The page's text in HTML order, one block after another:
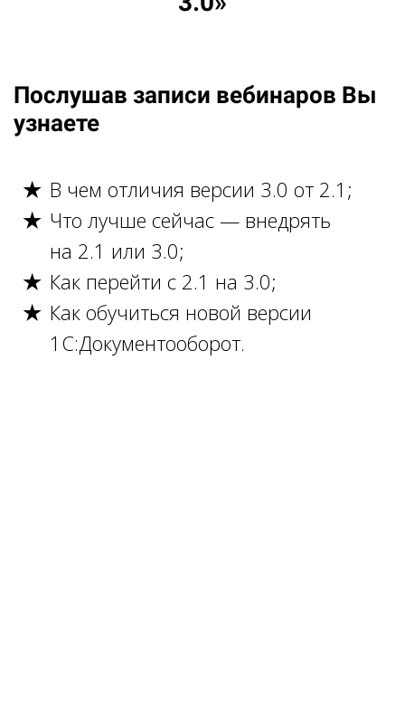
Послушав записи вебинаров Вы
узнаете
В чем отличия версии 3.0 от 2.1;
Что лучше сейчас — внедрять
на 2.1 или 3.0;
Как перейти с 2.1 на 3.0;
Как обучиться новой версии
1С:Документооборот.